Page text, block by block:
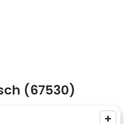
(67530)